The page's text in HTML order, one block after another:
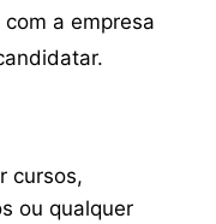
a empresa
cursos,
ou qualquer